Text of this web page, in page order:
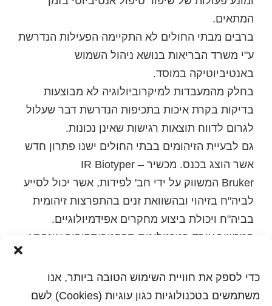
כדי לספק את חוויית השימוש הטובה ביותר, אנו
משתמשים בטכנולוגיות כגון עוגיות (Cookies) לשם
המתאים.
ברבים מבתי החולים לא התקיימה הפעילות הנדרשת
ע"י משרד הבריאות בנושא ניהול השמוש
באנטיביוטיקה במוסד.
בחלק מהמעבדות למיקרוביולוגיה לא מבוצעות
בדיקות בקרת איכות בתכיפות הנדרשת דבר שעלול
לגרום לדווח תוצאות רגישות שאינן נכונות.
גם לבעיית הזיהומים בבתי החולים ישנו פתרון חדש
אשר הוצג בכנס. מכשיר IR Biotyper –
Bruker המשווק על ידי חב' לפידות, אשר יכול לסייע
לביה"ח בזיהוי ובהשוואת זנים בהתפרצות זיהומית
בביה"ח ויכולת ביצוע מחקרים אפידמיולוגיים.
המכשיר עובד בטכנולוגית ספקטרוסקופיה אינפרא
שונים עד לרזולוציה הכי נמוכה לצורך הזיהוי. בנוסף
המכשיר יכול לדווח לביה"ח האם זן זה היה קיים